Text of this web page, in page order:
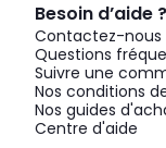
Besoin d’aide ?
Contactez-nous
Questions
Suivre une
Nos conditions
Nos guides
Centre d'aide